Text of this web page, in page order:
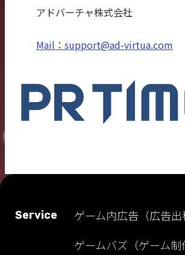
アドバーチャ株式会社
Mail：support@ad-virtua.com
Service
ゲーム内広告（広告出
ゲームバズ（ゲーム制